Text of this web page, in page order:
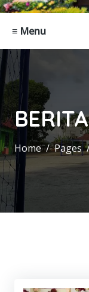
≡ Menu
BERITA
Home Pages